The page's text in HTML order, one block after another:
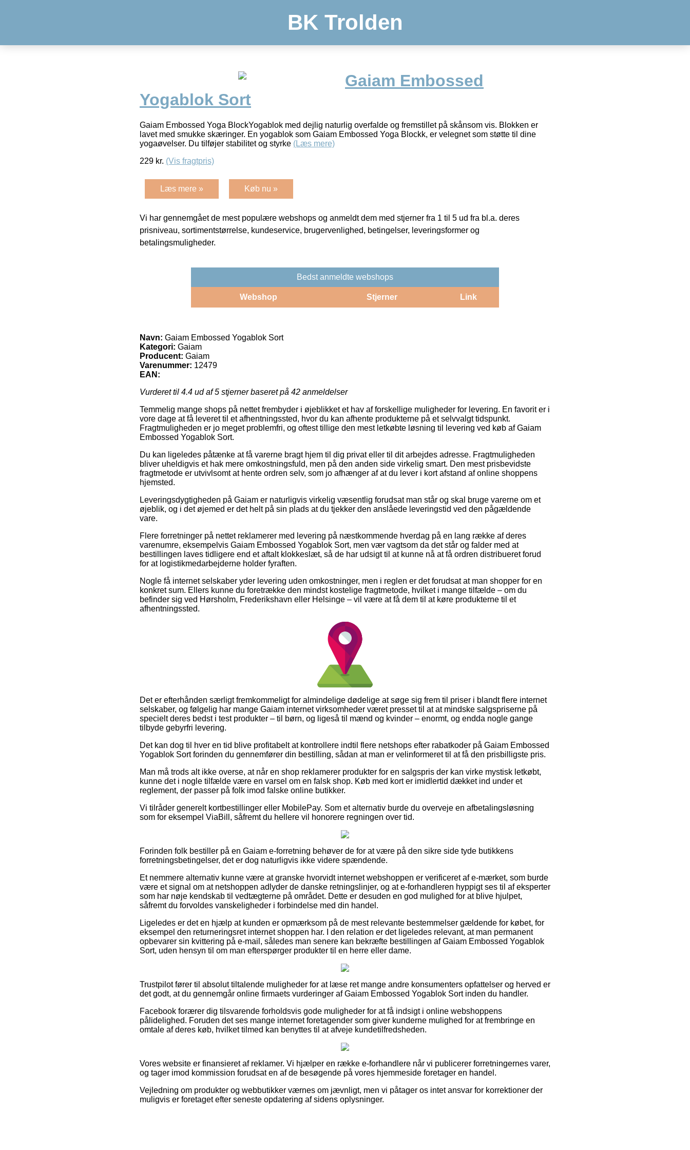
BK Trolden
Gaiam Embossed
Yogablok Sort
Gaiam Embossed Yoga BlockYogablok med dejlig naturlig overfalde og fremstillet på skånsom vis. Blokken er
lavet med smukke skæringer. En yogablok som Gaiam Embossed Yoga Blockk, er velegnet som støtte til dine
yogaøvelser. Du tilføjer stabilitet og styrke (Læs mere)
229 kr. (Vis fragtpris)
Læs mere » Køb nu »
Vi har gennemgået de mest populære webshops og anmeldt dem med stjerner fra 1 til 5 ud fra bl.a. deres
prisniveau, sortimentstørrelse, kundeservice, brugervenlighed, betingelser, leveringsformer og
betalingsmuligheder.
Bedst anmeldte webshops
Webshop Stjerner Link
Navn: Gaiam Embossed Yogablok Sort
Kategori: Gaiam
Producent: Gaiam
Varenummer: 12479
EAN:
Vurderet til 4.4 ud af 5 stjerner baseret på 42 anmeldelser
Temmelig mange shops på nettet frembyder i øjeblikket et hav af forskellige muligheder for levering. En favorit er i
vore dage at få leveret til et afhentningssted, hvor du kan afhente produkterne på et selvvalgt tidspunkt.
Fragtmuligheden er jo meget problemfri, og oftest tillige den mest letkøbte løsning til levering ved køb af Gaiam
Embossed Yogablok Sort.
Du kan ligeledes påtænke at få varerne bragt hjem til dig privat eller til dit arbejdes adresse. Fragtmuligheden
bliver uheldigvis et hak mere omkostningsfuld, men på den anden side virkelig smart. Den mest prisbevidste
fragtmetode er utvivlsomt at hente ordren selv, som jo afhænger af at du lever i kort afstand af online shoppens
hjemsted.
Leveringsdygtigheden på Gaiam er naturligvis virkelig væsentlig forudsat man står og skal bruge varerne om et
øjeblik, og i det øjemed er det helt på sin plads at du tjekker den anslåede leveringstid ved den pågældende
vare.
Flere forretninger på nettet reklamerer med levering på næstkommende hverdag på en lang række af deres
varenumre, eksempelvis Gaiam Embossed Yogablok Sort, men vær vagtsom da det står og falder med at
bestillingen laves tidligere end et aftalt klokkeslæt, så de har udsigt til at kunne nå at få ordren distribueret forud
for at logistikmedarbejderne holder fyraften.
Nogle få internet selskaber yder levering uden omkostninger, men i reglen er det forudsat at man shopper for en
konkret sum. Ellers kunne du foretrække den mindst kostelige fragtmetode, hvilket i mange tilfælde – om du
befinder sig ved Hørsholm, Frederikshavn eller Helsinge – vil være at få dem til at køre produkterne til et
afhentningssted.
Det er efterhånden særligt fremkommeligt for almindelige dødelige at søge sig frem til priser i blandt flere internet
selskaber, og følgelig har mange Gaiam internet virksomheder været presset til at at mindske salgspriserne på
specielt deres bedst i test produkter – til børn, og ligeså til mænd og kvinder – enormt, og endda nogle gange
tilbyde gebyrfri levering.
Det kan dog til hver en tid blive profitabelt at kontrollere indtil flere netshops efter rabatkoder på Gaiam Embossed
Yogablok Sort forinden du gennemfører din bestilling, sådan at man er velinformeret til at få den prisbilligste pris.
Man må trods alt ikke overse, at når en shop reklamerer produkter for en salgspris der kan virke mystisk letkøbt,
kunne det i nogle tilfælde være en varsel om en falsk shop. Køb med kort er imidlertid dækket ind under et
reglement, der passer på folk imod falske online butikker.
Vi tilråder generelt kortbestillinger eller MobilePay. Som et alternativ burde du overveje en afbetalingsløsning
som for eksempel ViaBill, såfremt du hellere vil honorere regningen over tid.
Forinden folk bestiller på en Gaiam e-forretning behøver de for at være på den sikre side tyde butikkens
forretningsbetingelser, det er dog naturligvis ikke videre spændende.
Et nemmere alternativ kunne være at granske hvorvidt internet webshoppen er verificeret af e-mærket, som burde
være et signal om at netshoppen adlyder de danske retningslinjer, og at e-forhandleren hyppigt ses til af eksperter
som har nøje kendskab til vedtægterne på området. Dette er desuden en god mulighed for at blive hjulpet,
såfremt du forvoldes vanskeligheder i forbindelse med din handel.
Ligeledes er det en hjælp at kunden er opmærksom på de mest relevante bestemmelser gældende for købet, for
eksempel den returneringsret internet shoppen har. I den relation er det ligeledes relevant, at man permanent
opbevarer sin kvittering på e-mail, således man senere kan bekræfte bestillingen af Gaiam Embossed Yogablok
Sort, uden hensyn til om man efterspørger produkter til en herre eller dame.
Trustpilot fører til absolut tiltalende muligheder for at læse ret mange andre konsumenters opfattelser og herved er
det godt, at du gennemgår online firmaets vurderinger af Gaiam Embossed Yogablok Sort inden du handler.
Facebook forærer dig tilsvarende forholdsvis gode muligheder for at få indsigt i online webshoppens
pålidelighed. Foruden det ses mange internet foretagender som giver kunderne mulighed for at frembringe en
omtale af deres køb, hvilket tilmed kan benyttes til at afveje kundetilfredsheden.
Vores website er finansieret af reklamer. Vi hjælper en række e-forhandlere når vi publicerer forretningernes varer,
og tager imod kommission forudsat en af de besøgende på vores hjemmeside foretager en handel.
Vejledning om produkter og webbutikker værnes om jævnligt, men vi påtager os intet ansvar for korrektioner der
muligvis er foretaget efter seneste opdatering af sidens oplysninger.